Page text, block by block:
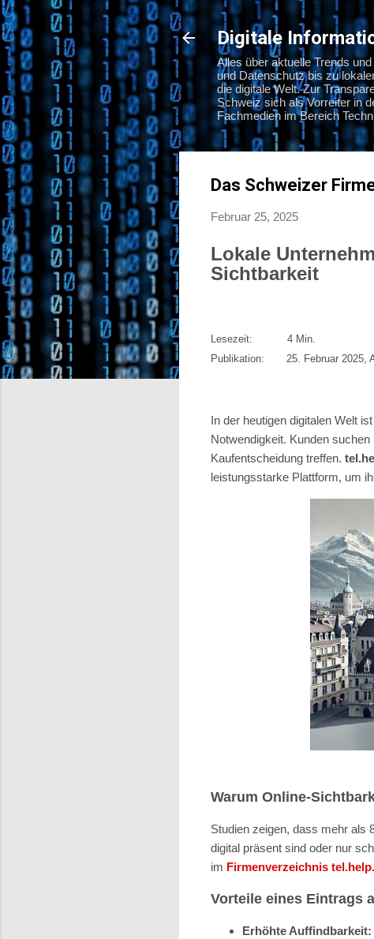
Digitale
Alles über aktuelle Trends
und Datenschutz bis zu
die digitale Welt. Zur
Schweiz sich als Vorreiter in
Fachmedien im Bereich
Das Schweizer
Februar 25, 2025
Lokale
Sichtbarkeit
Lesezeit: 4 Min.
Publikation: 25. Februar 2025,
In der heutigen digitalen Welt
Notwendigkeit. Kunden
Kaufentscheidung treffen.
leistungsstarke Plattform, um
Warum Online-
Studien zeigen, dass mehr als
digital präsent sind oder nur
im Firmenverzeichnis
Vorteile eines Eintrags
Erhöhte Auffindbarkeit: